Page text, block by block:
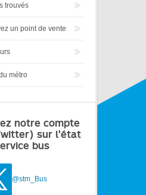
trouvés
un point de vente
métro
notre compte
sur l'état
bus
@stm_Bus